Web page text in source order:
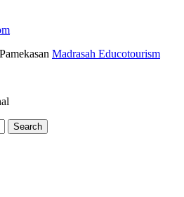
Madrasah Educotourism